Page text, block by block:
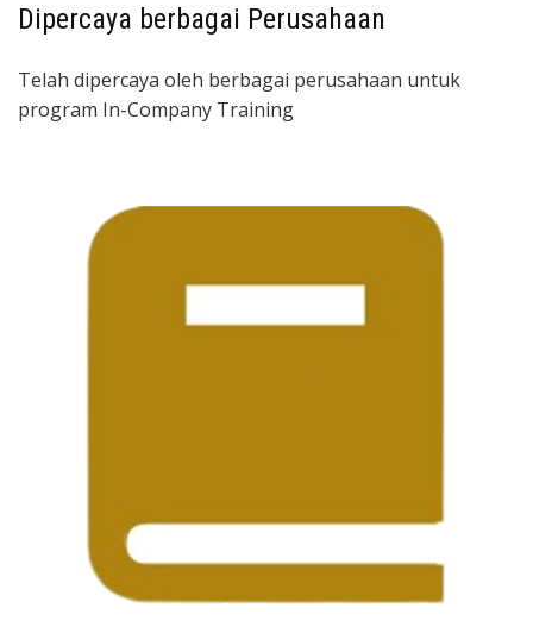
Dipercaya berbagai Perusahaan
Telah dipercaya oleh berbagai perusahaan untuk
program In-Company Training